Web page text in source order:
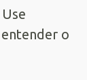
Use
o